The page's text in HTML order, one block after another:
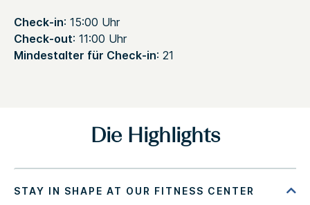
Check-in: 15:00 Uhr
Check-out: 11:00 Uhr
Mindestalter für Check-in: 21
Die Highlights